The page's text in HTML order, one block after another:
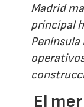
Madrid
principal
Península
El